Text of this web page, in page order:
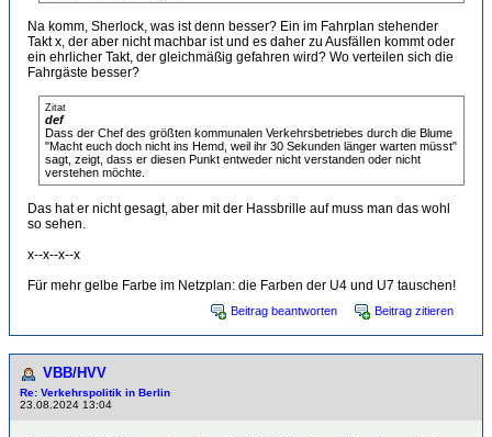
Na komm, Sherlock, was ist denn besser? Ein im Fahrplan stehender
Takt x, der aber nicht machbar ist und es daher zu Ausfällen kommt oder
ein ehrlicher Takt, der gleichmäßig gefahren wird? Wo verteilen sich die
Fahrgäste besser?
Zitat
def
Dass der Chef des größten kommunalen Verkehrsbetriebes durch die Blume
"Macht euch doch nicht ins Hemd, weil ihr 30 Sekunden länger warten müsst"
sagt, zeigt, dass er diesen Punkt entweder nicht verstanden oder nicht
verstehen möchte.
Das hat er nicht gesagt, aber mit der Hassbrille auf muss man das wohl
so sehen.
x--x--x--x
Für mehr gelbe Farbe im Netzplan: die Farben der U4 und U7 tauschen!
Beitrag beantworten Beitrag zitieren
VBB/HVV
Re: Verkehrspolitik in Berlin
23.08.2024 13:04